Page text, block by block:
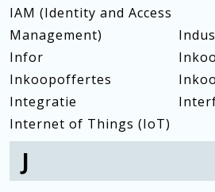
IAM (Identity and Access
Management)
Infor
Inkoopoffertes
Integratie
Internet of Things (IoT)
J